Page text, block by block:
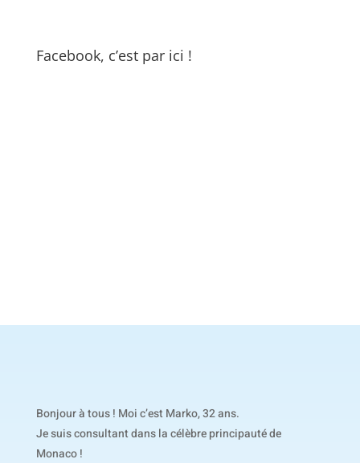
Facebook, c’est par ici !
Bonjour à tous ! Moi c’est Marko, 32 ans.
Je suis consultant dans la célèbre principauté de
Monaco !